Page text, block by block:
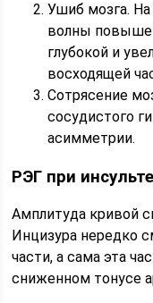
Ушиб мозга.
волны
глубокой и
восходящей
Сотрясение
сосудистого
асимметрии.
РЭГ при инсульте
Амплитуда кривой
Инцизура нередко
части, а сама эта
сниженном тонусе